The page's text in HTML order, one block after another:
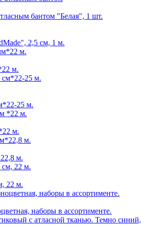
бантом "Белая", 1 шт.
2,5 см, 1 м.
м.
25 м.
м.
м.
22 м.
наборы в ассортименте.